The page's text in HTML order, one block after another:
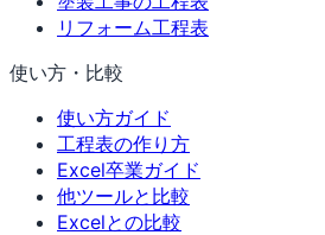
リフォーム工程表
使い方・比較
使い方ガイド
工程表の作り方
Excel卒業ガイド
他ツールと比較
Excelとの比較